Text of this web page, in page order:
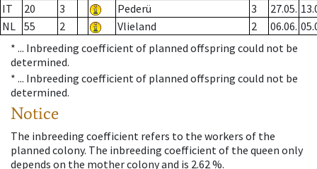
IT
20 3 Pederü 3 27.05.
NL 55 2 Vlieland 2 06.06.
* ... Inbreeding coefficient of planned offspring could not be
determined.
* ... Inbreeding coefficient of planned offspring could not be
determined.
Notice
The inbreeding coefficient refers to the workers of the
planned colony. The inbreeding coefficient of the queen only
depends on the mother colony and is 2.62 %.